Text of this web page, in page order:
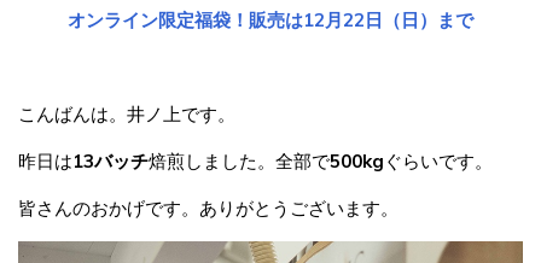
オンライン限定福袋！販売は12月22日（日）まで
こんばんは。井ノ上です。
昨日は13バッチ焙煎しました。全部で500kg ぐらいです。
皆さんのおかげです。ありがとうございます。